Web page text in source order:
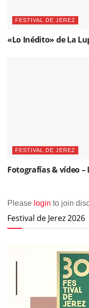
FESTIVAL DE JEREZ
«Lo Inédito» de La
FESTIVAL DE JEREZ
Fotografías & vídeo
Please login to join
Festival de Jerez 2026